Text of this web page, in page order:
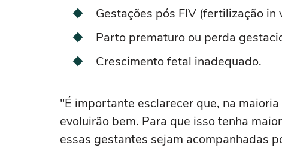
Gestações pós FIV (fertilização in
Parto prematuro ou perda
Crescimento fetal inadequado.
"É importante esclarecer que, na
evoluirão bem. Para que isso tenha
essas gestantes sejam acompanhadas